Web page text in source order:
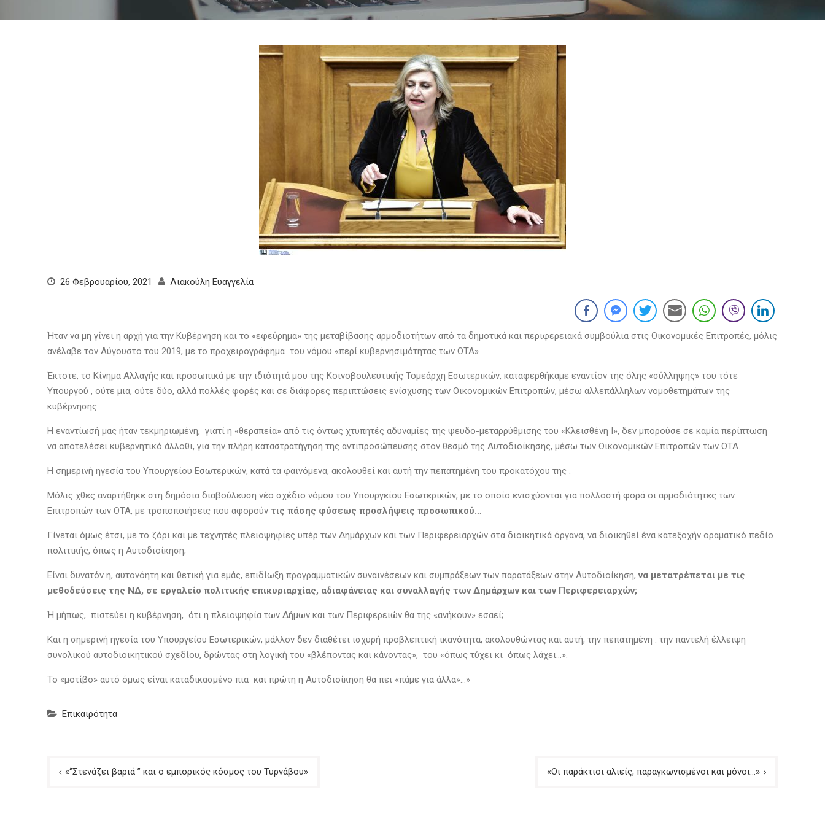
26 Φεβρουαρίου, 2021 Λιακούλη Ευαγγελία
Ήταν να μη γίνει η αρχή για την Κυβέρνηση και το «εφεύρημα» της μεταβίβασης αρμοδιοτήτων από τα δημοτικά και περιφερειακά συμβούλια στις Οικονομικές Επιτροπές, μόλις
ανέλαβε τον Αύγουστο του 2019, με το προχειρογράφημα του νόμου «περί κυβερνησιμότητας των ΟΤΑ»
Έκτοτε, το Κίνημα Αλλαγής και προσωπικά με την ιδιότητά μου της Κοινοβουλευτικής Τομεάρχη Εσωτερικών, καταφερθήκαμε εναντίον της όλης «σύλληψης» του τότε
Υπουργού , ούτε μια, ούτε δύο, αλλά πολλές φορές και σε διάφορες περιπτώσεις ενίσχυσης των Οικονομικών Επιτροπών, μέσω αλλεπάλληλων νομοθετημάτων της
κυβέρνησης.
Η εναντίωσή μας ήταν τεκμηριωμένη, γιατί η «θεραπεία» από τις όντως χτυπητές αδυναμίες της ψευδο-μεταρρύθμισης του «Κλεισθένη Ι», δεν μπορούσε σε καμία περίπτωση
να αποτελέσει κυβερνητικό άλλοθι, για την πλήρη καταστρατήγηση της αντιπροσώπευσης στον θεσμό της Αυτοδιοίκησης, μέσω των Οικονομικών Επιτροπών των ΟΤΑ.
Η σημερινή ηγεσία του Υπουργείου Εσωτερικών, κατά τα φαινόμενα, ακολουθεί και αυτή την πεπατημένη του προκατόχου της .
Μόλις χθες αναρτήθηκε στη δημόσια διαβούλευση νέο σχέδιο νόμου του Υπουργείου Εσωτερικών, με το οποίο ενισχύονται για πολλοστή φορά οι αρμοδιότητες των
Επιτροπών των ΟΤΑ, με τροποποιήσεις που αφορούν τις πάσης φύσεως προσλήψεις προσωπικού…
Γίνεται όμως έτσι, με το ζόρι και με τεχνητές πλειοψηφίες υπέρ των Δημάρχων και των Περιφερειαρχών στα διοικητικά όργανα, να διοικηθεί ένα κατεξοχήν οραματικό πεδίο
πολιτικής, όπως η Αυτοδιοίκηση;
Είναι δυνατόν η, αυτονόητη και θετική για εμάς, επιδίωξη προγραμματικών συναινέσεων και συμπράξεων των παρατάξεων στην Αυτοδιοίκηση,να μετατρέπεται με τις
μεθοδεύσεις της ΝΔ, σε εργαλείο πολιτικής επικυριαρχίας, αδιαφάνειας και συναλλαγής των Δημάρχων και των Περιφερειαρχών;
Ή μήπως, πιστεύει η κυβέρνηση, ότι η πλειοψηφία των Δήμων και των Περιφερειών θα της «ανήκουν» εσαεί;
Και η σημερινή ηγεσία του Υπουργείου Εσωτερικών, μάλλον δεν διαθέτει ισχυρή προβλεπτική ικανότητα, ακολουθώντας και αυτή, την πεπατημένη : την παντελή έλλειψη
συνολικού αυτοδιοικητικού σχεδίου, δρώντας στη λογική του «βλέποντας και κάνοντας», του «όπως τύχει κι όπως λάχει…».
Το «μοτίβο» αυτό όμως είναι καταδικασμένο πια και πρώτη η Αυτοδιοίκηση θα πει «πάμε για άλλα»…»
Επικαιρότητα
Πλοήγηση
«‘’Στενάζει βαριά ’’ και ο εμπορικός κόσμος του Τυρνάβου» «Οι παράκτιοι αλιείς, παραγκωνισμένοι και μόνοι…»